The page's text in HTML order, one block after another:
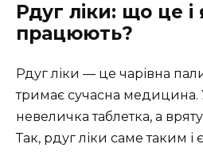
Рдуг ліки: що це і
працюють?
Рдуг ліки — це чарівна
тримає сучасна медицина.
невеличка таблетка, а
Так, рдуг ліки саме таким і